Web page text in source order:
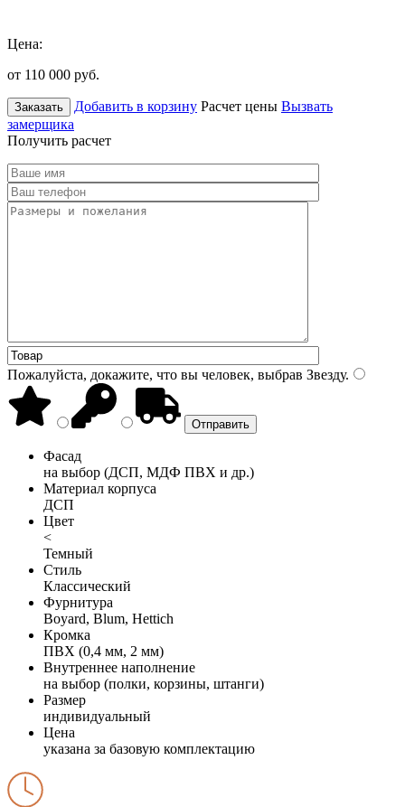
Цена:
от 110 000 руб.
Заказать Добавить в корзину Расчет цены Вызвать
замерщика
Получить расчет
Пожалуйста, докажите, что вы человек, выбрав Звезду.
Фасад
на выбор (ДСП, МДФ ПВХ и др.)
Материал корпуса
ДСП
Цвет
<
Темный
Стиль
Классический
Фурнитура
Boyard, Blum, Hettich
Кромка
ПВХ (0,4 мм, 2 мм)
Внутреннее наполнение
на выбор (полки, корзины, штанги)
Размер
индивидуальный
Цена
указана за базовую комплектацию